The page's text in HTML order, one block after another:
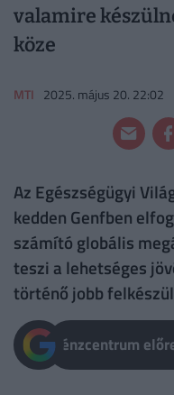
valamire
köze
MTI 2025. május 20. 22:02
Az Egészségügyi
kedden Genfben
számító globális
teszi a lehetséges
történő jobb
Pénzcentrum